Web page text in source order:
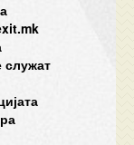
служат